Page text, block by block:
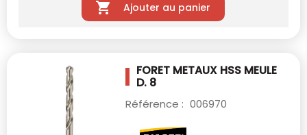
Ajouter au panier
FORET METAUX HSS MEULE
D. 8
Référence : 006970